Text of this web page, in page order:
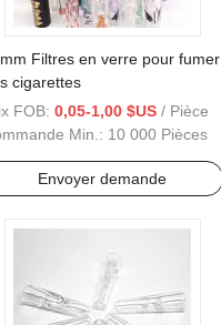
Filtres en verre pour fumer
cigarettes
FOB: 0,05-1,00 $US / Pièce
Min.: 10 000 Pièces
Envoyer demande